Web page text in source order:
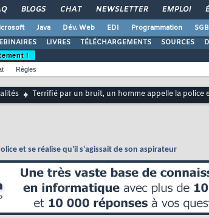
BLOGS CHAT NEWSLETTER EMPLOI
Java Dév. Web EDI Programmation
LIVRES TÉLÉCHARGEMENTS SOURCES
!
Règles
Terrifié par un bruit, un homme appelle la police
et se réalise qu'il s'agissait de son aspirateur